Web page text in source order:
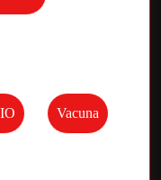
Vacuna